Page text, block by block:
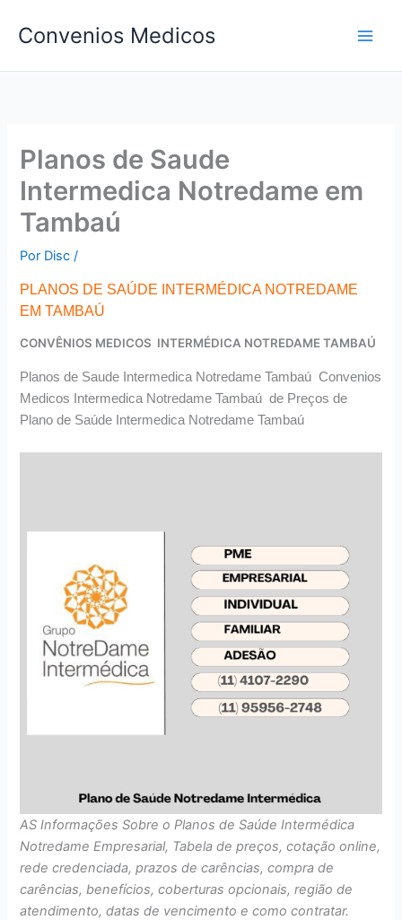
para
conteúdo
Convenios Medicos
Planos de Saude
Intermedica Notredame em
Tambaú
Por Disc/
PLANOS DE SAÚDE INTERMÉDICA NOTREDAME
EM TAMBAÚ
CONVÊNIOS MEDICOS INTERMÉDICA NOTREDAME TAMBAÚ
Planos de Saude Intermedica Notredame Tambaú Convenios
Medicos Intermedica Notredame Tambaú de Preços de
Plano de Saúde Intermedica Notredame Tambaú
AS Informações Sobre o Planos de Saúde Intermédica
Notredame Empresarial, Tabela de preços, cotação online,
rede credenciada, prazos de carências, compra de
carências, benefícios, coberturas opcionais, região de
atendimento, datas de vencimento e como contratar.